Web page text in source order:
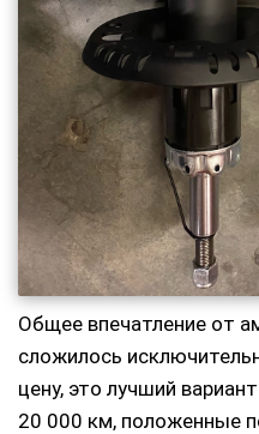
Общее впечатление от
сложилось
цену, это лучший
20 000 км, положенные